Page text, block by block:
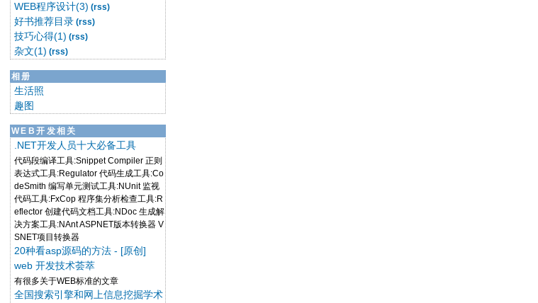
WEB程序设计(3) (rss)
好书推荐目录 (rss)
技巧心得(1) (rss)
杂文(1) (rss)
相册
生活照
趣图
WEB开发相关
.NET开发人员十大必备工具
代码段编译工具:Snippet Compiler 正则
表达式工具:Regulator 代码生成工具:Co
deSmith 编写单元测试工具:NUnit 监视
代码工具:FxCop 程序集分析检查工具:R
eflector 创建代码文档工具:NDoc 生成解
决方案工具:NAnt ASPNET版本转换器 V
SNET项目转换器
20种看asp源码的方法 - [原创]
web 开发技术荟萃
有很多关于WEB标准的文章
全国搜索引擎和网上信息挖掘学术